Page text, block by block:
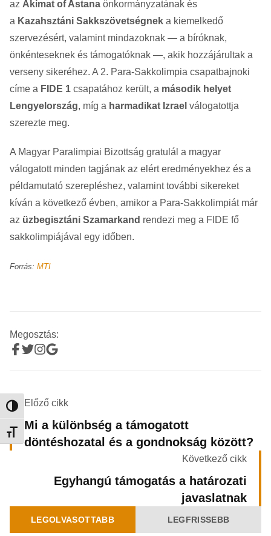
Nagy kontraszt váltása
Betűméret váltása
az Akimat of Astana önkormányzatának és
a Kazahsztáni Sakkszövetségnek a kiemelkedő
szervezésért, valamint mindazoknak — a bíróknak,
önkénteseknek és támogatóknak —, akik hozzájárultak a
verseny sikeréhez. A 2. Para-Sakkolimpia csapatbajnoki
címe a FIDE 1 csapatához került, a második helyet
Lengyelország, míg a harmadikat Izrael válogatottja
szerezte meg.
A Magyar Paralimpiai Bizottság gratulál a magyar
válogatott minden tagjának az elért eredményekhez és a
példamutató szerepléshez, valamint további sikereket
kíván a következő évben, amikor a Para-Sakkolimpiát már
az üzbegisztáni Szamarkand rendezi meg a FIDE fő
sakkolimpiájával egy időben.
Forrás: MTI
Megosztás:
Előző cikk
Mi a különbség a támogatott
döntéshozatal és a gondnokság között?
Következő cikk
Egyhangú támogatás a határozati
javaslatnak
LEGOLVASOTTABB LEGFRISSEBB